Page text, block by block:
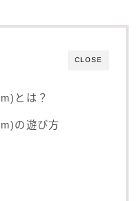
CLOSE
とは？
の遊び方